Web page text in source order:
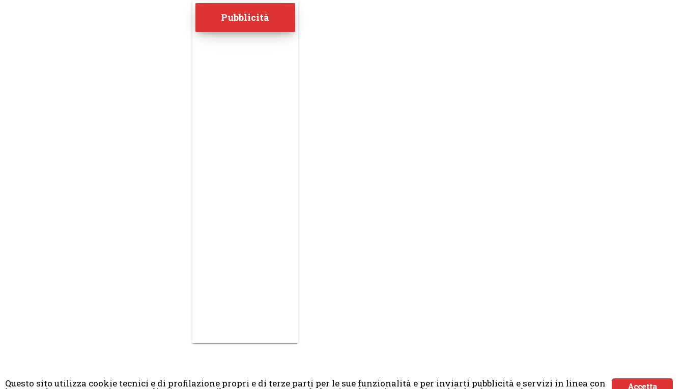
Pubblicità
Accetta
Questo sito utilizza cookie tecnici e di profilazione propri e di terze parti per le sue funzionalità e per inviarti pubblicità e servizi in linea con